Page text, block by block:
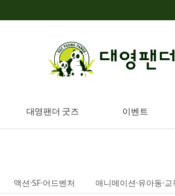
대영팬더 굿즈 이벤트
액션·SF·어드벤처 애니메이션·유아동·교